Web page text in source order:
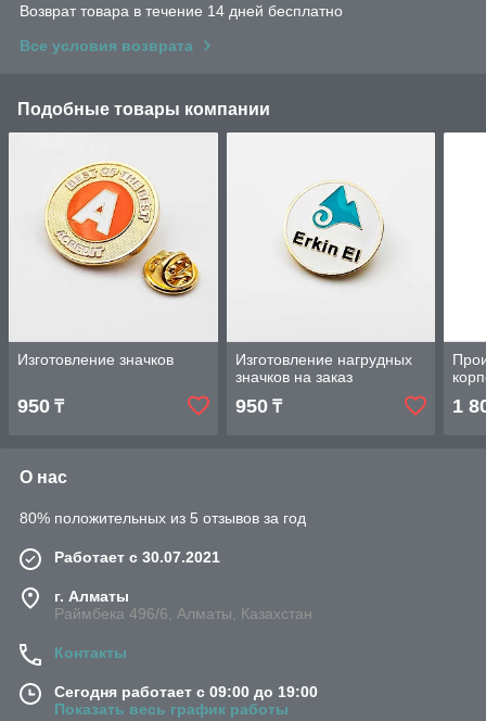
Возврат товара в течение 14 дней бесплатно
Все условия возврата
Подобные товары компании
Изготовление значков
950 ₸
Изготовление нагрудных
значков на заказ
950₸ 1
О нас
80% положительных из 5 отзывов за год
Работает с 30.07.2021
г. Алматы
Раймбека 496/6, Алматы, Казахстан
Контакты
Сегодня работает с 09:00 до 19:00
Показать весь график работы